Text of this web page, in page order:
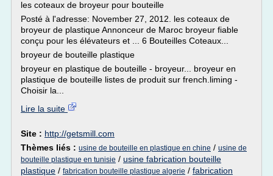
les coteaux de broyeur pour bouteille
Posté à l'adresse: November 27, 2012. les coteaux de
broyeur de plastique Annonceur de Maroc broyeur fiable
conçu pour les élévateurs et ... 6 Bouteilles Coteaux...
broyeur de bouteille plastique
broyeur en plastique de bouteille - broyeur... broyeur en
plastique de bouteille listes de produit sur french.liming -
Choisir la...
Lire la suite
Site : http://getsmill.com
Thèmes liés : usine de bouteille en plastique en chine / usine de
bouteille plastique en tunisie / usine fabrication bouteille
plastique / fabrication bouteille plastique algerie / fabrication